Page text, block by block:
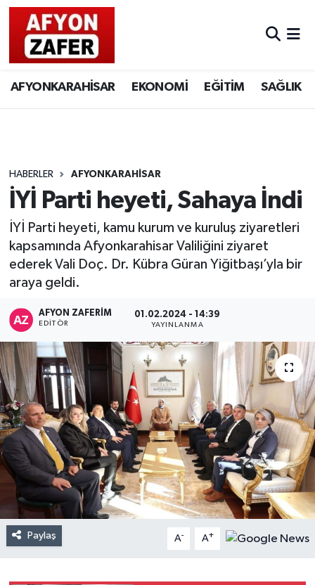
AFYONKARAHİSAR EKONOMİ EĞİTİM SAĞLIK
HABERLER AFYONKARAHİSAR
İYİ Parti heyeti, Sahaya İndi
İYİ Parti heyeti, kamu kurum ve kuruluş ziyaretleri
kapsamında Afyonkarahisar Valiliğini ziyaret
ederek Vali Doç. Dr. Kübra Güran Yiğitbaşı’yla bir
araya geldi.
AFYON ZAFERİM
EDITÖR
01.02.2024 - 14:39
YAYINLANMA
Paylaş A- A+